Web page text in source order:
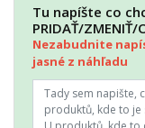
Tu napíšte co
PRIDAŤ/ZMENIŤ/
Nezabudnite
jasné z náhľadu